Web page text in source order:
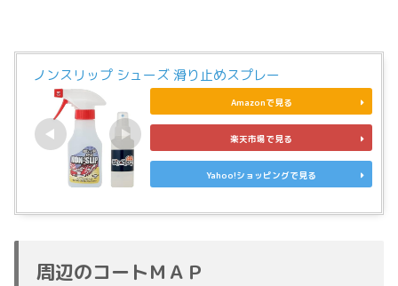
ノンスリップ シューズ 滑り止めスプレー
Amazonで見る
楽天市場で見る
Yahoo!ショッピングで見る
周辺のコートＭＡＰ